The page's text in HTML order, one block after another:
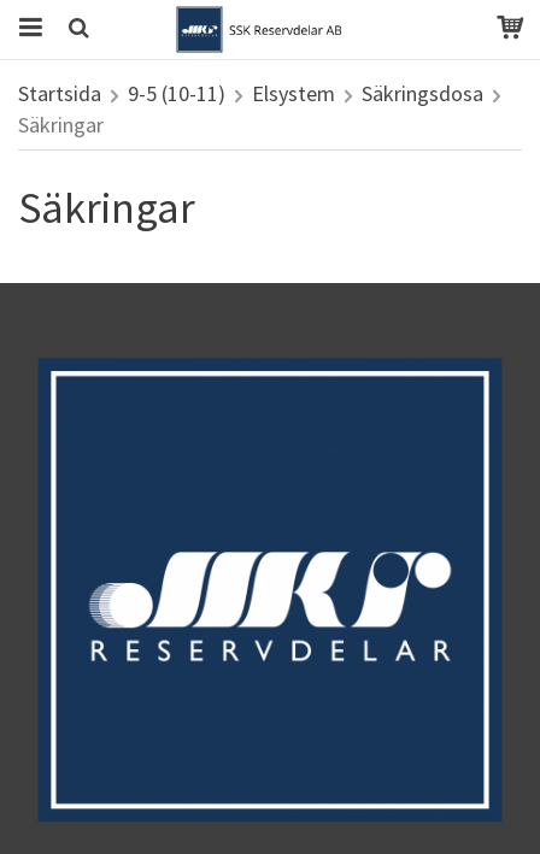
Startsida 9-5 (10-11) Elsystem
Säkringsdosa
Säkringar
Säkringar